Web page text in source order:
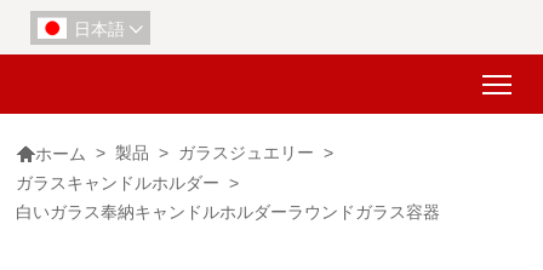
日本語 
ホーム > 製品 > ガラスジュエリー >
ガラスキャンドルホルダー >
白いガラス奉納キャンドルホルダーラウンドガラス容器